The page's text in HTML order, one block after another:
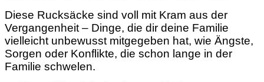
Diese Rucksäcke sind voll mit Kram aus der
Vergangenheit – Dinge, die dir deine Familie
vielleicht unbewusst mitgegeben hat, wie Ängste,
Sorgen oder Konflikte, die schon lange in der
Familie schwelen.